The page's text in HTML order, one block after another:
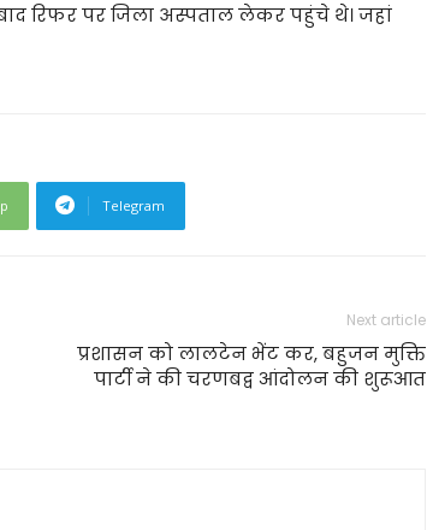
रिफर पर जिला अस्पताल लेकर पहुंचे थे। जहां
Telegram
Next article
प्रशासन को लालटेन भेंट कर, बहुजन मुक्ति
पार्टी ने की चरणबद्व आंदोलन की शुरूआत